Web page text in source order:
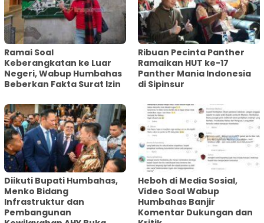
Ramai Soal
Keberangkatan ke Luar
Negeri, Wabup Humbahas
Beberkan Fakta Surat Izin
Ribuan Pecinta Panther
Ramaikan HUT ke-17
Panther Mania Indonesia
di Sipinsur
Diikuti Bupati Humbahas,
Menko Bidang
Infrastruktur dan
Pembangunan
Heboh di Media Sosial,
Video Soal Wabup
Humbahas Banjir
Komentar Dukungan dan